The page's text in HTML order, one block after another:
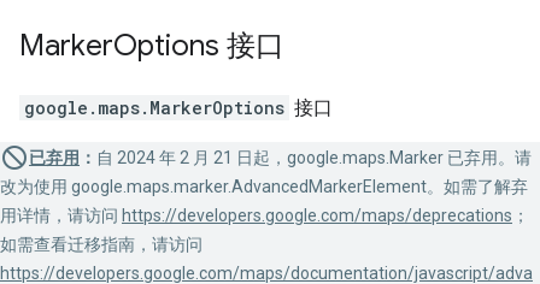
MarkerOptions 接口
google.maps. MarkerOptions 接口
已弃用 ： 自 2024 年 2 月 21 日起，google.maps.Marker 已弃用。请
改为使用 google.maps.marker.AdvancedMarkerElement。如需了解弃
用详情，请访问 https://developers.google.com/maps/deprecations ；
如需查看迁移指南，请访问
https://developers.google.com/maps/documentation/javascript/adva